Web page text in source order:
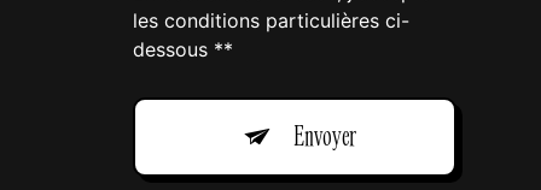
les conditions particulières ci-
dessous **
Envoyer